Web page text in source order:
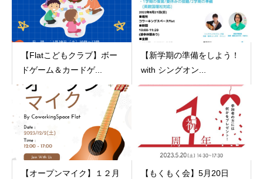
【Flatこどもクラブ】ボー
ドゲーム＆カードゲ...
【新学期の準備をしよう！
with シングオン...
【オープンマイク】１２月
【もくもく会】5月20日